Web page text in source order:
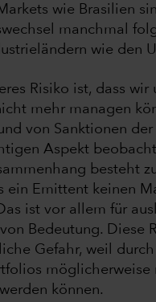
wie Brasilien
manchmal
wie den
Risiko ist, dass wir
mehr managen
von Sanktionen
Aspekt
besteht
ein Emittent keinen
ist vor allem für
Bedeutung. Diese
Gefahr, weil durch
können.